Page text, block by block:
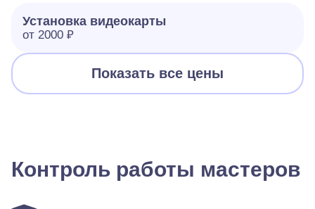
Установка видеокарты
от 2000 ₽
Показать все цены
Контроль работы мастеров